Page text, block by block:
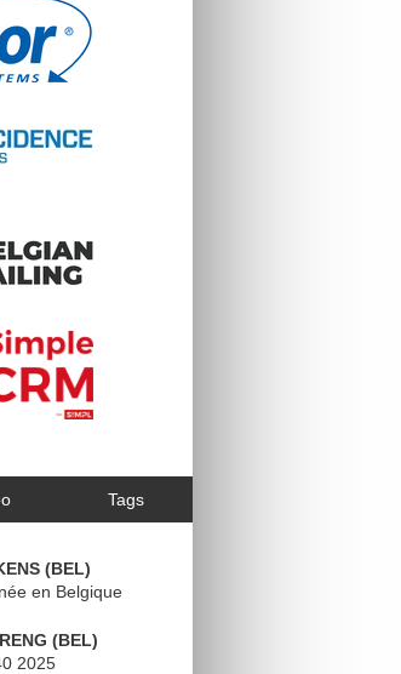
Tags
(BEL)
en Belgique
(BEL)
2025